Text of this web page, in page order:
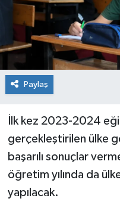
Paylaş
İlk kez 2023-2024
gerçekleştirilen ülke
başarılı sonuçlar
öğretim yılında da
yapılacak.